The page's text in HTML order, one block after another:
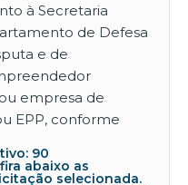
à Secretaria
de Defesa
e de
empresa de
EPP, conforme
90
abaixo as
selecionada.